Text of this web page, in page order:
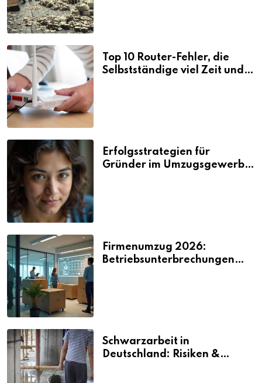
Top 10 Router-Fehler, die
Selbstständige viel Zeit und
Erfolgsstrategien für
Gründer im Umzugsgewerbe
Firmenumzug 2026:
Betriebsunterbrechungen
Schwarzarbeit in
Deutschland: Risiken &